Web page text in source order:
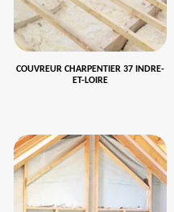
COUVREUR CHARPENTIER 37 INDRE-
ET-LOIRE